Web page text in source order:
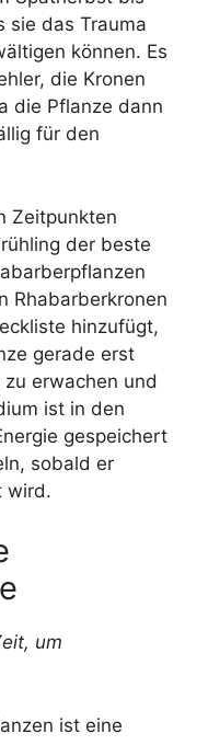
sie das Trauma
können. Es
die Kronen
die Pflanze dann
für den
Zeitpunkten
der beste
Rhabarberkronen
hinzufügt,
gerade erst
erwachen und
ist in den
gespeichert
sobald er
wird.
um
ist eine